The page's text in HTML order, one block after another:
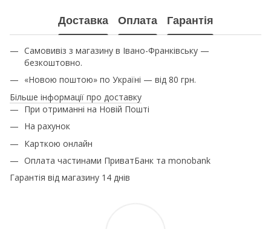
Доставка Оплата Гарантія
Самовивіз з магазину в Івано-Франківську —
безкоштовно.
«Новою поштою» по Україні — від 80 грн.
Більше інформації про доставку
При отриманні на Новій Пошті
На рахунок
Карткою онлайн
Оплата частинами ПриватБанк та monobank
Гарантія від магазину 14 днів